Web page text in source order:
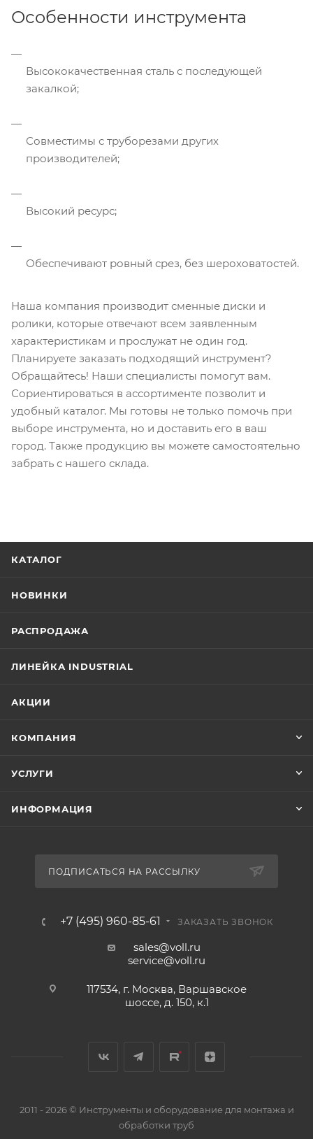
Особенности инструмента
Высококачественная сталь с последующей
закалкой;
Совместимы с труборезами других
производителей;
Высокий ресурс;
Обеспечивают ровный срез, без шероховатостей.
Наша компания производит сменные диски и
ролики, которые отвечают всем заявленным
характеристикам и прослужат не один год.
Планируете заказать подходящий инструмент?
Обращайтесь! Наши специалисты помогут вам.
Сориентироваться в ассортименте позволит и
удобный каталог. Мы готовы не только помочь при
выборе инструмента, но и доставить его в ваш
город. Также продукцию вы можете самостоятельно
забрать с нашего склада.
КАТАЛОГ
НОВИНКИ
РАСПРОДАЖА
ЛИНЕЙКА INDUSTRIAL
АКЦИИ
КОМПАНИЯ
УСЛУГИ
ИНФОРМАЦИЯ
ПОДПИСАТЬСЯ НА РАССЫЛКУ
+7 (495) 960-85-61 ЗАКАЗАТЬ ЗВОНОК
sales@voll.ru
service@voll.ru
117534, г. Москва, Варшавское
шоссе, д. 150, к.1
2011 - 2026 © Инструменты и оборудование для монтажа и
обработки труб